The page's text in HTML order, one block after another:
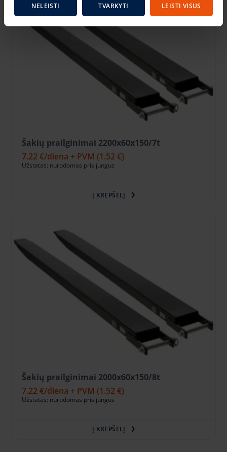
Šakių prailginimai 2200x60x150/7t
7.22 €/diena + PVM (1.52 €)
Užstatas: nurodomas prisijungus
Į KREPŠELĮ
Šakių prailginimai 2000x60x150/8t
7.22 €/diena + PVM (1.52 €)
Užstatas: nurodomas prisijungus
Į KREPŠELĮ
NELEISTI TVARKYTI LEISTI VISUS